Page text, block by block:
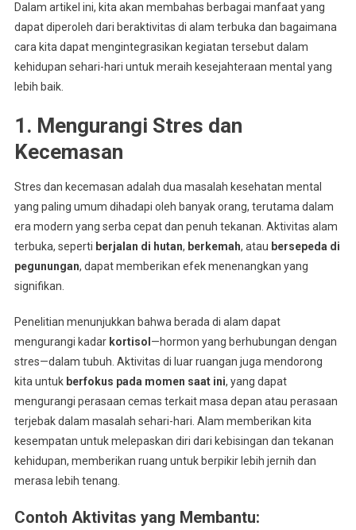
Dalam artikel ini, kita akan membahas berbagai manfaat yang
dapat diperoleh dari beraktivitas di alam terbuka dan bagaimana
cara kita dapat mengintegrasikan kegiatan tersebut dalam
kehidupan sehari-hari untuk meraih kesejahteraan mental yang
lebih baik.
1. Mengurangi Stres dan
Kecemasan
Stres dan kecemasan adalah dua masalah kesehatan mental
yang paling umum dihadapi oleh banyak orang, terutama dalam
era modern yang serba cepat dan penuh tekanan. Aktivitas alam
terbuka, seperti berjalan di hutan, berkemah, atau bersepeda di
pegunungan, dapat memberikan efek menenangkan yang
signifikan.
Penelitian menunjukkan bahwa berada di alam dapat
mengurangi kadar kortisol —hormon yang berhubungan dengan
stres—dalam tubuh. Aktivitas di luar ruangan juga mendorong
kita untuk berfokus pada momen saat ini, yang dapat
mengurangi perasaan cemas terkait masa depan atau perasaan
terjebak dalam masalah sehari-hari. Alam memberikan kita
kesempatan untuk melepaskan diri dari kebisingan dan tekanan
kehidupan, memberikan ruang untuk berpikir lebih jernih dan
merasa lebih tenang.
Contoh Aktivitas yang Membantu: